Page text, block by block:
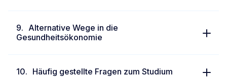
Alternative Wege in die
Gesundheitsökonomie
Häufig gestellte Fragen zum Studium